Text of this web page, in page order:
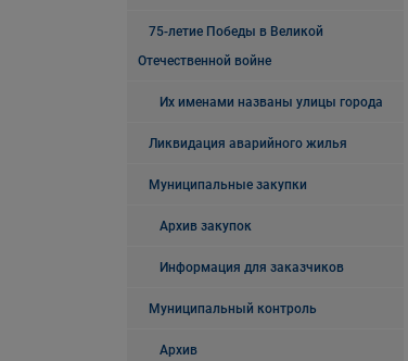
75-летие Победы в Великой
Отечественной войне
Их именами названы улицы города
Ликвидация аварийного жилья
Муниципальные закупки
Архив закупок
Информация для заказчиков
Муниципальный контроль
Архив